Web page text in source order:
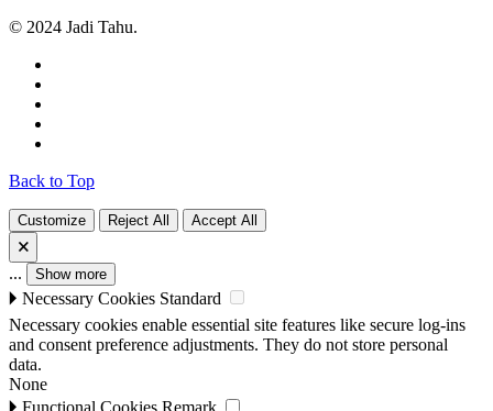
© 2024 Jadi Tahu.
Back to Top
Customize Reject All
Accept All
🗙
... Show more
🞂 Necessary Cookies Standard
Necessary cookies enable essential site features like secure log-ins
and consent preference adjustments. They do not store personal
data.
None
🞂 Functional Cookies Remark